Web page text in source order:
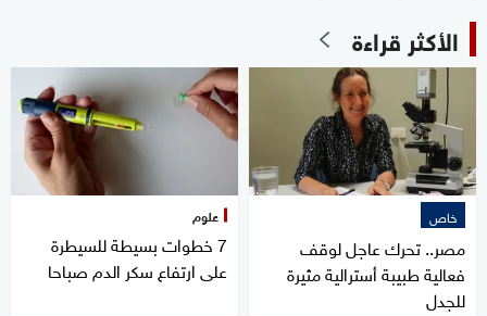
الأكثر قراءة
خاص
مصر.. تحرك عاجل لوقف
فعالية طبيبة أسترالية مثيرة
للجدل
علوم
7 خطوات بسيطة للسيطرة
على ارتفاع سكر الدم صباحا